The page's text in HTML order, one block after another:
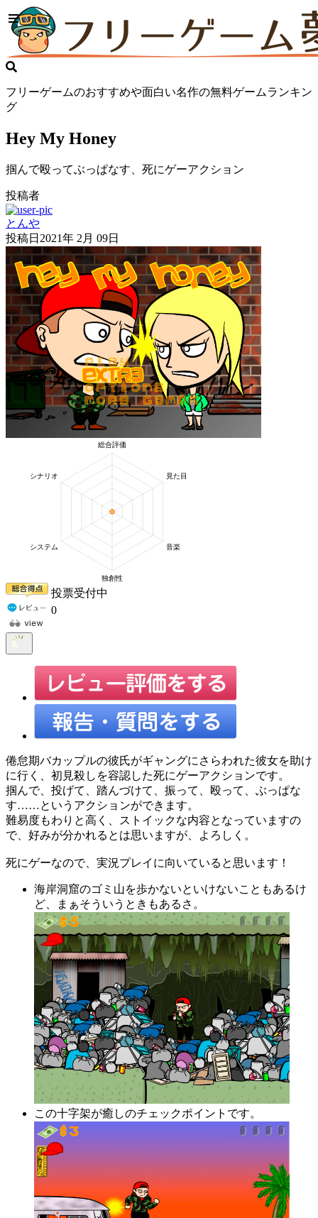
フリーゲームのおすすめや面白い名作の無料ゲームランキン
グ
Hey My Honey
掴んで殴ってぶっぱなす、死にゲーアクション
投稿者
とんや
投稿日 2021年 2月 09日
投票受付中
0
倦怠期バカップルの彼氏がギャングにさらわれた彼女を助け
に行く、初見殺しを容認した死にゲーアクションです。
掴んで、投げて、踏んづけて、振って、殴って、ぶっぱな
す……というアクションができます。
難易度もわりと高く、ストイックな内容となっていますの
で、好みが分かれるとは思いますが、よろしく。
死にゲーなので、実況プレイに向いていると思います！
海岸洞窟のゴミ山を歩かないといけないこともあるけ
ど、まぁそういうときもあるさ。
この十字架が癒しのチェックポイントです。